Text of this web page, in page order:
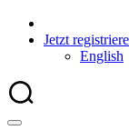
Jetzt
English